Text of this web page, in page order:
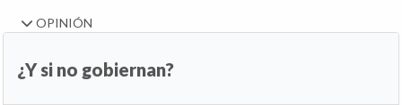
OPINIÓN
¿Y si no gobiernan?